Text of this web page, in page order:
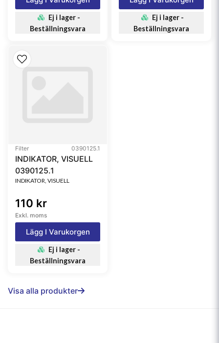
Ej i lager -
Beställningsvara
Ej i lager -
Beställningsvara
Filter 0390125.1
INDIKATOR, VISUELL
0390125.1
INDIKATOR, VISUELL
110 kr
Exkl. moms
Lägg I Varukorgen
Ej i lager -
Beställningsvara
Visa alla produkter